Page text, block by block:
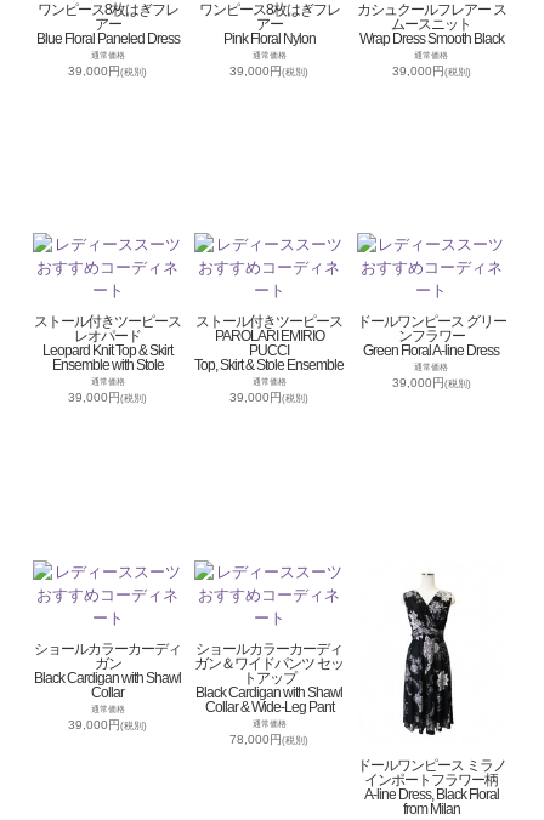
ワンピース8枚はぎフレ
アー
Blue Floral Paneled Dress
通常価格
39,000円(税別)
ワンピース8枚はぎフレ
アー
Pink Floral Nylon
通常価格
39,000円(税別)
カシュクールフレアー ス
ムースニット
Wrap Dress Smooth Black
通常価格
39,000円(税別)
ストール付きツーピース
レオパード
Leopard Knit Top & Skirt
Ensemble with Stole
通常価格
39,000円(税別)
ストール付きツーピース
PAROLARI EMIRIO
PUCCI
Top, Skirt & Stole Ensemble
通常価格
39,000円(税別)
ドールワンピース グリー
ンフラワー
Green Floral A-line Dress
通常価格
39,000円(税別)
ショールカラーカーディ
ガン
Black Cardigan with Shawl
Collar
通常価格
39,000円(税別)
ショールカラーカーディ
ガン＆ワイドパンツ セッ
トアップ
Black Cardigan with Shawl
Collar & Wide-Leg Pant
通常価格
78,000円(税別)
ドールワンピース ミラノ
インポートフラワー柄
A-line Dress, Black Floral
from Milan